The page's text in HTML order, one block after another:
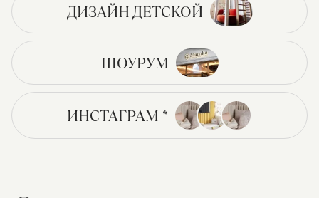
ДИЗАЙН ДЕТСКОЙ
ШОУРУМ
ИНСТАГРАМ *